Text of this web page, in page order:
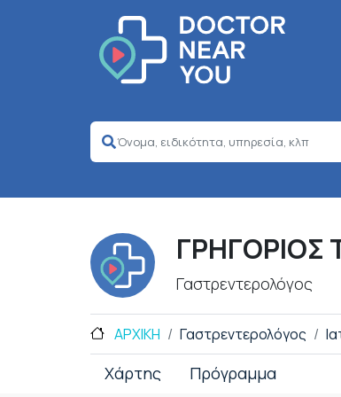
ΓΡΗΓΟΡΙΟΣ
Γαστρεντερολόγος
ΑΡΧΙΚΗ Γαστρεντερολόγος
Χάρτης Πρόγραμμα